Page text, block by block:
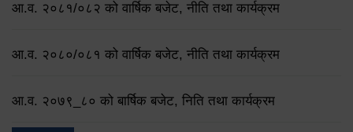
आ.व. २०८१/०८२ को वार्षिक बजेट, नीति तथा कार्यक्रम
आ.व. २०८०/०८१ को वार्षिक बजेट, नीति तथा कार्यक्रम
आ.व. २०७९‌_८० को बार्षिक बजेट, निति तथा कार्यक्रम